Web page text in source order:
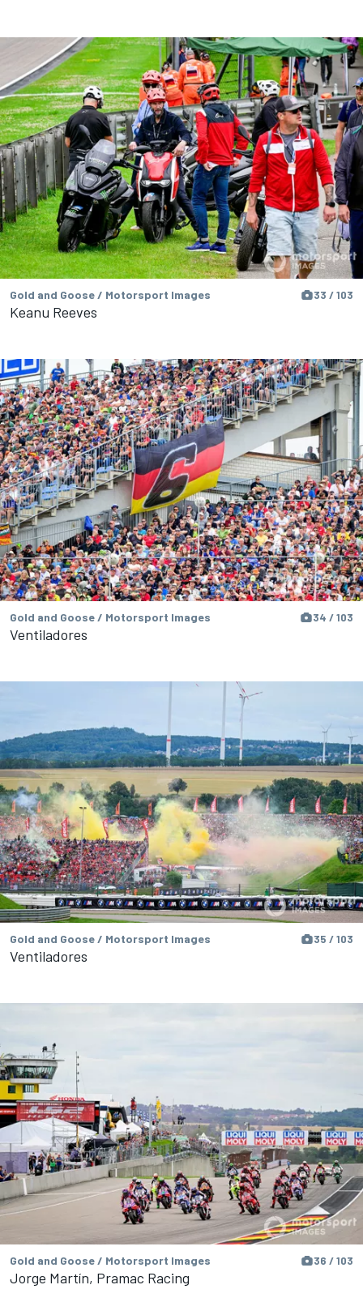
Gold and Goose / Motorsport Images 33 / 103
Keanu Reeves
Gold and Goose / Motorsport Images 34 / 103
Ventiladores
Gold and Goose / Motorsport Images 35 / 103
Ventiladores
Gold and Goose / Motorsport Images 36 / 103
Jorge Martín, Pramac Racing